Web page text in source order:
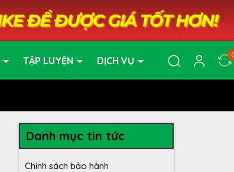
TẬP LUYỆN DỊCH VỤ
Danh mục tin tức
Chính sách bảo hành